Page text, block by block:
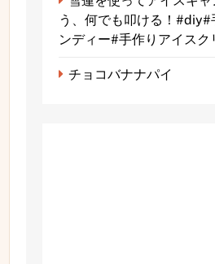
う、何でも叩ける！#diy#
ンディー#手作りアイス
チョコバナナパイ